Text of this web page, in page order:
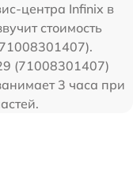
центра Infinix в
стоимость
(71008301407)
3 часа при